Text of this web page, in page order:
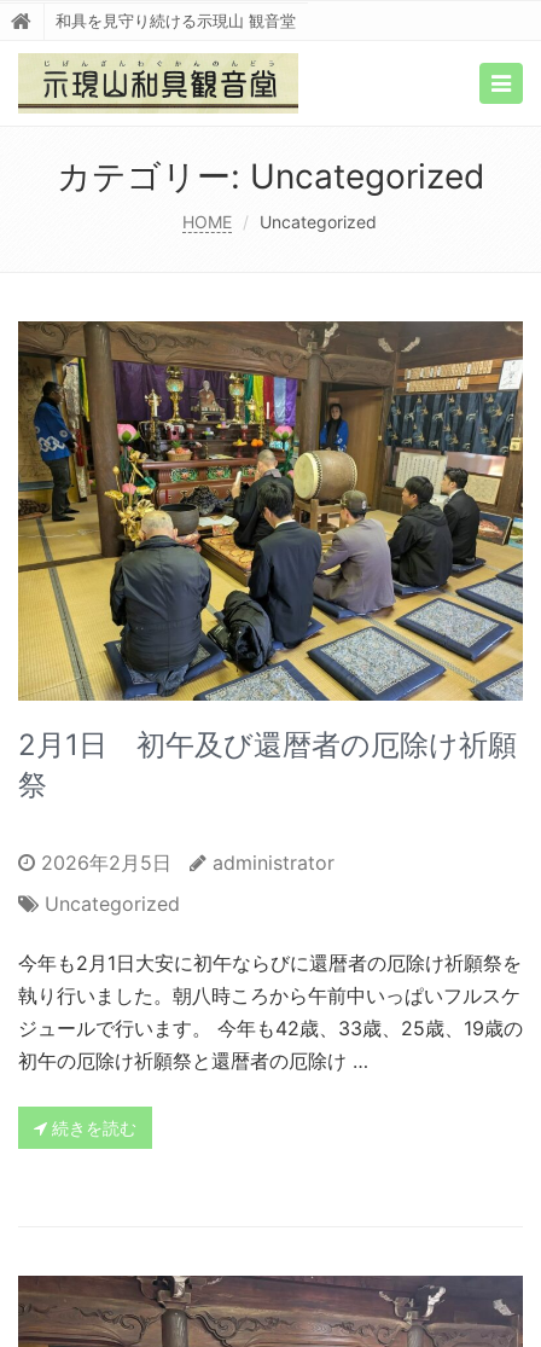
和具を見守り続ける示現山 観音堂
カテゴリー: Uncategorized
HOME Uncategorized
2月1日 初午及び還暦者の厄除け祈願
祭
2026年2月5日
administrator
Uncategorized
今年も2月1日大安に初午ならびに還暦者の厄除け祈願祭を
執り行いました。朝八時ころから午前中いっぱいフルスケ
ジュールで行います。 今年も42歳、33歳、25歳、19歳の
初午の厄除け祈願祭と還暦者の厄除け …
続きを読む